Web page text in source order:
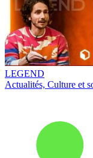
LEGEND
Actualités, Culture et